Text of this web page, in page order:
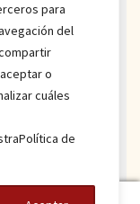
para
del
o
cuáles
de